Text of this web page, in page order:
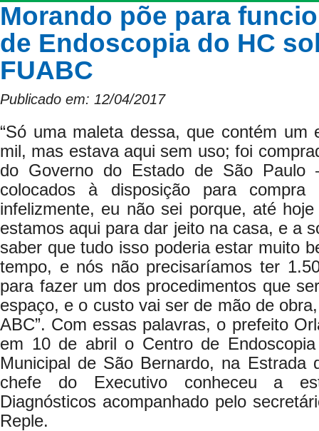
Morando põe para
de Endoscopia do HC
FUABC
Publicado em: 12/04/2017
“Só uma maleta dessa, que contém um
mil, mas estava aqui sem uso; foi
do Governo do Estado de São Paulo
colocados à disposição para
infelizmente, eu não sei porque, até
estamos aqui para dar jeito na casa, e a
saber que tudo isso poderia estar muito
tempo, e nós não precisaríamos ter
para fazer um dos procedimentos que
espaço, e o custo vai ser de mão de
ABC”. Com essas palavras, o prefeito
em 10 de abril o Centro de
Municipal de São Bernardo, na Estrada
chefe do Executivo conheceu a
Diagnósticos acompanhado pelo
Reple.